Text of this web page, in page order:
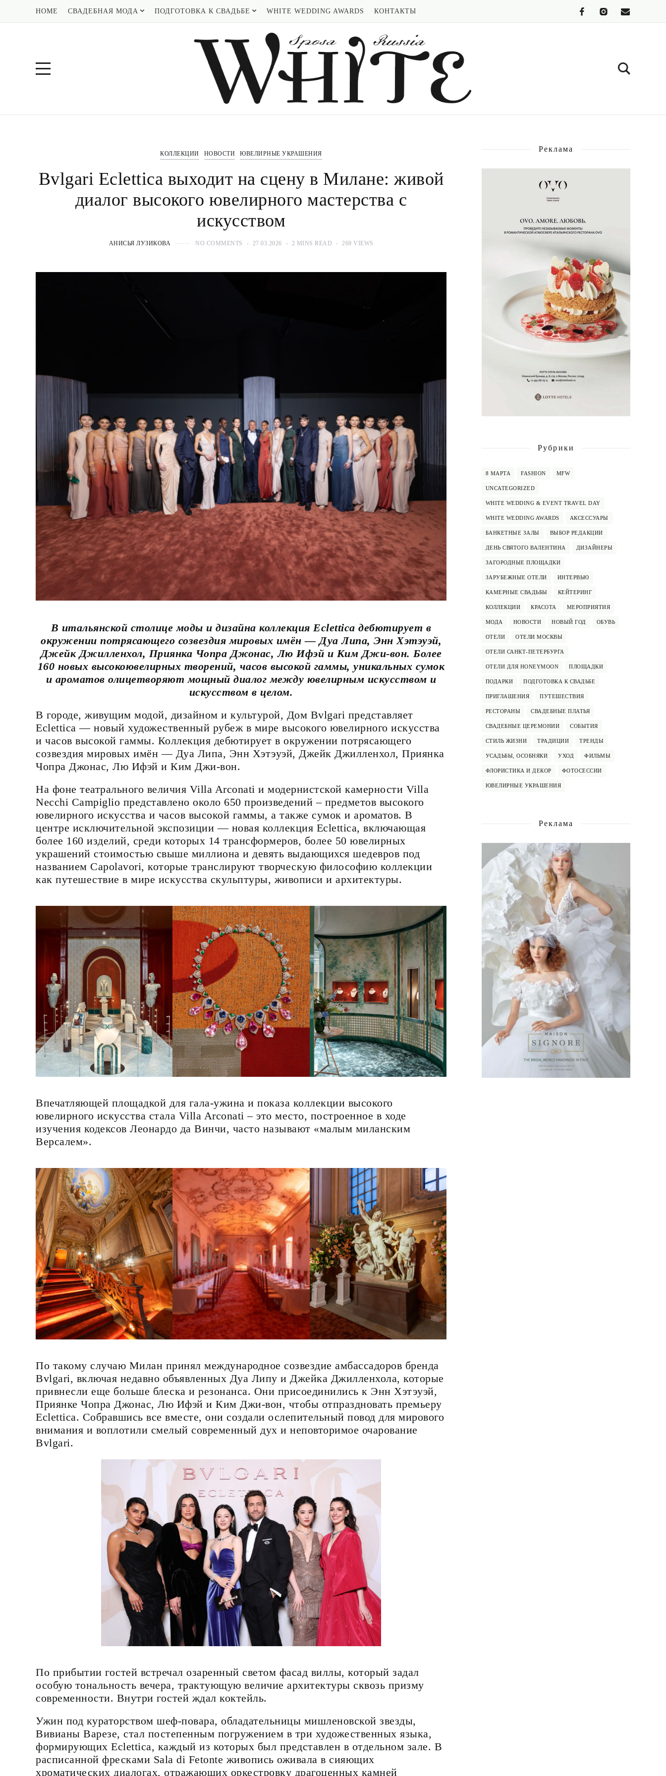
HOME СВАДЕБНАЯ МОДА ПОДГОТОВКА К СВАДЬБЕ WHITE WEDDING AWARDS КОНТАКТЫ
КОЛЛЕКЦИИ НОВОСТИ ЮВЕЛИРНЫЕ УКРАШЕНИЯ
Bvlgari Eclettica выходит на сцену в Милане: живой
диалог высокого ювелирного мастерства с
искусством
АНИСЬЯ ЛУЗИКОВА NO COMMENTS 27.03.2026 2 MINS READ 269 VIEWS
В итальянской столице моды и дизайна коллекция Eclettica дебютирует в
окружении потрясающего созвездия мировых имён — Дуа Липа, Энн Хэтэуэй,
Джейк Джилленхол, Приянка Чопра Джонас, Лю Ифэй и Ким Джи-вон. Более
160 новых высокоювелирных творений, часов высокой гаммы, уникальных сумок
и ароматов олицетворяют мощный диалог между ювелирным искусством и
искусством в целом.
В городе, живущим модой, дизайном и культурой, Дом Bvlgari представляет
Eclettica — новый художественный рубеж в мире высокого ювелирного искусства
и часов высокой гаммы. Коллекция дебютирует в окружении потрясающего
созвездия мировых имён — Дуа Липа, Энн Хэтэуэй, Джейк Джилленхол, Приянка
Чопра Джонас, Лю Ифэй и Ким Джи-вон.
На фоне театрального величия Villa Arconati и модернистской камерности Villa
Necchi Campiglio представлено около 650 произведений – предметов высокого
ювелирного искусства и часов высокой гаммы, а также сумок и ароматов. В
центре исключительной экспозиции — новая коллекция Eclettica, включающая
более 160 изделий, среди которых 14 трансформеров, более 50 ювелирных
украшений стоимостью свыше миллиона и девять выдающихся шедевров под
названием Capolavori, которые транслируют творческую философию коллекции
как путешествие в мире искусства скульптуры, живописи и архитектуры.
Впечатляющей площадкой для гала-ужина и показа коллекции высокого
ювелирного искусства стала Villa Arconati – это место, построенное в ходе
изучения кодексов Леонардо да Винчи, часто называют «малым миланским
Версалем».
По такому случаю Милан принял международное созвездие амбассадоров бренда
Bvlgari, включая недавно объявленных Дуа Липу и Джейка Джилленхола, которые
привнесли еще больше блеска и резонанса. Они присоединились к Энн Хэтэуэй,
Приянке Чопра Джонас, Лю Ифэй и Ким Джи-вон, чтобы отпраздновать премьеру
Eclettica. Собравшись все вместе, они создали ослепительный повод для мирового
внимания и воплотили смелый современный дух и неповторимое очарование
Bvlgari.
По прибытии гостей встречал озаренный светом фасад виллы, который задал
особую тональность вечера, трактующую величие архитектуры сквозь призму
современности. Внутри гостей ждал коктейль.
Ужин под кураторством шеф-повара, обладательницы мишленовской звезды,
Вивианы Варезе, стал постепенным погружением в три художественных языка,
формирующих Eclettica, каждый из которых был представлен в отдельном зале. В
расписанной фресками Sala di Fetonte живопись оживала в сияющих
хроматических диалогах, отражающих оркестровку драгоценных камней
Реклама
Рубрики
8 МАРТА FASHION MFW
UNCATEGORIZED
WHITE WEDDING & EVENT TRAVEL DAY
WHITE WEDDING AWARDS АКСЕССУАРЫ
БАНКЕТНЫЕ ЗАЛЫ ВЫБОР РЕДАКЦИИ
ДЕНЬ СВЯТОГО ВАЛЕНТИНА ДИЗАЙНЕРЫ
ЗАГОРОДНЫЕ ПЛОЩАДКИ
ЗАРУБЕЖНЫЕ ОТЕЛИ ИНТЕРВЬЮ
КАМЕРНЫЕ СВАДЬБЫ КЕЙТЕРИНГ
КОЛЛЕКЦИИ КРАСОТА МЕРОПРИЯТИЯ
МОДА НОВОСТИ НОВЫЙ ГОД ОБУВЬ
ОТЕЛИ ОТЕЛИ МОСКВЫ
ОТЕЛИ САНКТ-ПЕТЕРБУРГА
ОТЕЛИ ДЛЯ HONEYMOON ПЛОЩАДКИ
ПОДАРКИ ПОДГОТОВКА К СВАДЬБЕ
ПРИГЛАШЕНИЯ ПУТЕШЕСТВИЯ
РЕСТОРАНЫ СВАДЕБНЫЕ ПЛАТЬЯ
СВАДЕБНЫЕ ЦЕРЕМОНИИ СОБЫТИЯ
СТИЛЬ ЖИЗНИ ТРАДИЦИИ ТРЕНДЫ
УСАДЬБЫ, ОСОБНЯКИ УХОД ФИЛЬМЫ
ФЛОРИСТИКА И ДЕКОР ФОТОСЕССИИ
ЮВЕЛИРНЫЕ УКРАШЕНИЯ
Реклама